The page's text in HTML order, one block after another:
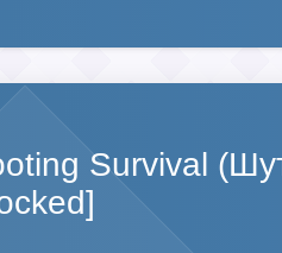
Survival